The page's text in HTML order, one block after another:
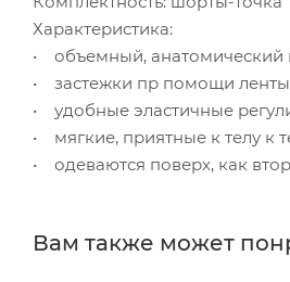
Характеристика:
• объемный, анатомический
• застежки пр помощи ленты
• удобные эластичные
• мягкие, приятные к телу к
• одеваются поверх, как
Вам также может